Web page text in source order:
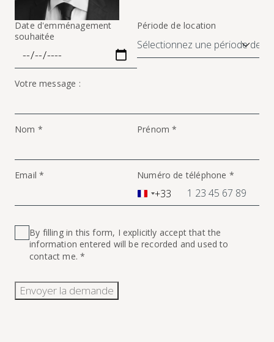
Date d'emménagement
souhaitée
Période de location
Votre message :
Nom * Prénom *
Email * Numéro de téléphone *
France
+33
By filling in this form, I explicitly accept that the
information entered will be recorded and used to
contact me. *
Envoyer la demande